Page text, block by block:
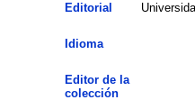
Editorial
Idioma
Editor de la
colección